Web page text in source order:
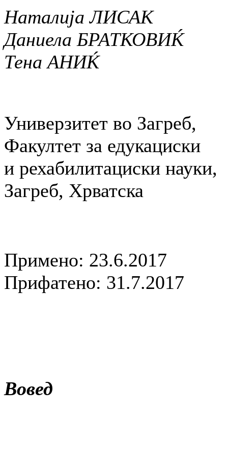
Наталија ЛИСАК
Даниела БРАТКОВИЌ
Тена АНИЌ
Универзитет во Загреб,
Факултет за едукациски
и рехабилитациски науки,
Загреб, Хрватска
Примено: 23.6.2017
Прифатено: 31.7.2017
Вовед